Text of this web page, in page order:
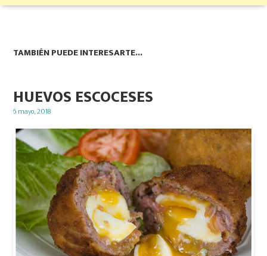
TAMBIÉN PUEDE INTERESARTE...
HUEVOS ESCOCESES
Posted
6 mayo, 2018